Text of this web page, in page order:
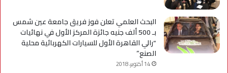
البحث العلمي تعلن فوز فريق جامعة عين شمس
بـ 500 ألف جنيه جائزة المركز الأول في نهائيات
“رالي القاهرة الأول للسيارات الكهربائية محلية
الصنع”
14 أكتوبر، 2018